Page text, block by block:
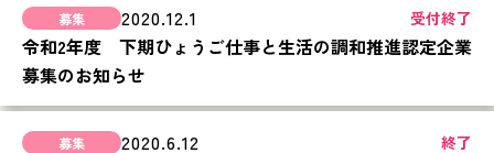
2020.12.1 受付終了
令和2年度 下期ひょうご仕事と生活の調和推進認定企業
募集のお知らせ
2020.6.12 終了